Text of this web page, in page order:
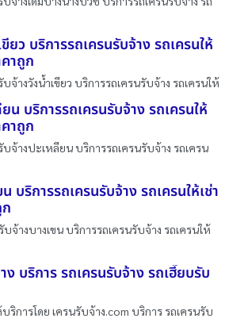
ยว บริการรถเครนรับจ้าง รถเครนให้
คาถูก
จ้างวังน้ำเขียว บริการรถเครนรับจ้าง รถเครนให้
น บริการรถเครนรับจ้าง รถเครนให้
คาถูก
บจ้างปะเหลียน บริการรถเครนรับจ้าง รถเครน
บริการรถเครนรับจ้าง รถเครนให้เช่า
จ้างบางเขน บริการรถเครนรับจ้าง รถเครนให้
ง บริการ รถเครนรับจ้าง รถเฮี๊ยบรับ
ริการโดย เครนรับจ้าง.com บริการ รถเครนรับ